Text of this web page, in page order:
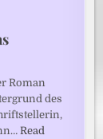
Roman
des
Read